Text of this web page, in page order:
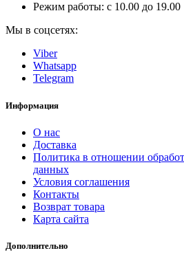
Режим работы: с 10.00 до 19.00
Мы в соцсетях:
Viber
Whatsapp
Telegram
Информация
О нас
Доставка
Политика в отношении
данных
Условия соглашения
Контакты
Возврат товара
Карта сайта
Дополнительно